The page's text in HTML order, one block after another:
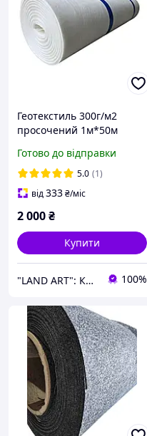
Геотекстиль 300г/м2
просочений 1м*50м
паркінгів Геотекстиль
будівельний
Готово до відправки
5.0 (1)
від333₴/міс
2 000₴
Купити
"LAND ART": Корисні товари для вашого будинку та саду! 100%